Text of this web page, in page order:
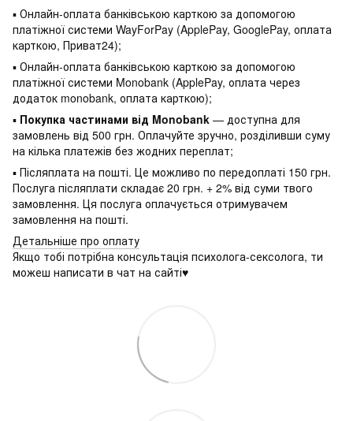
▪ Онлайн-оплата банківською карткою за допомогою
платіжної системи WayForPay (ApplePay, GooglePay, оплата
карткою, Приват24);
▪ Онлайн-оплата банківською карткою за допомогою
платіжної системи Monobank (ApplePay, оплата через
додаток monobank, оплата карткою);
▪ Покупка частинами від Monobank — доступна для
замовлень від 500 грн. Оплачуйте зручно, розділивши суму
на кілька платежів без жодних переплат;
▪ Післяплата на пошті. Це можливо по передоплаті 150 грн.
Послуга післяплати складає 20 грн. + 2% від суми твого
замовлення. Ця послуга оплачується отримувачем
замовлення на пошті.
Детальніше про оплату
Якщо тобі потрібна консультація психолога-сексолога, ти
можеш написати в чат на сайті♥